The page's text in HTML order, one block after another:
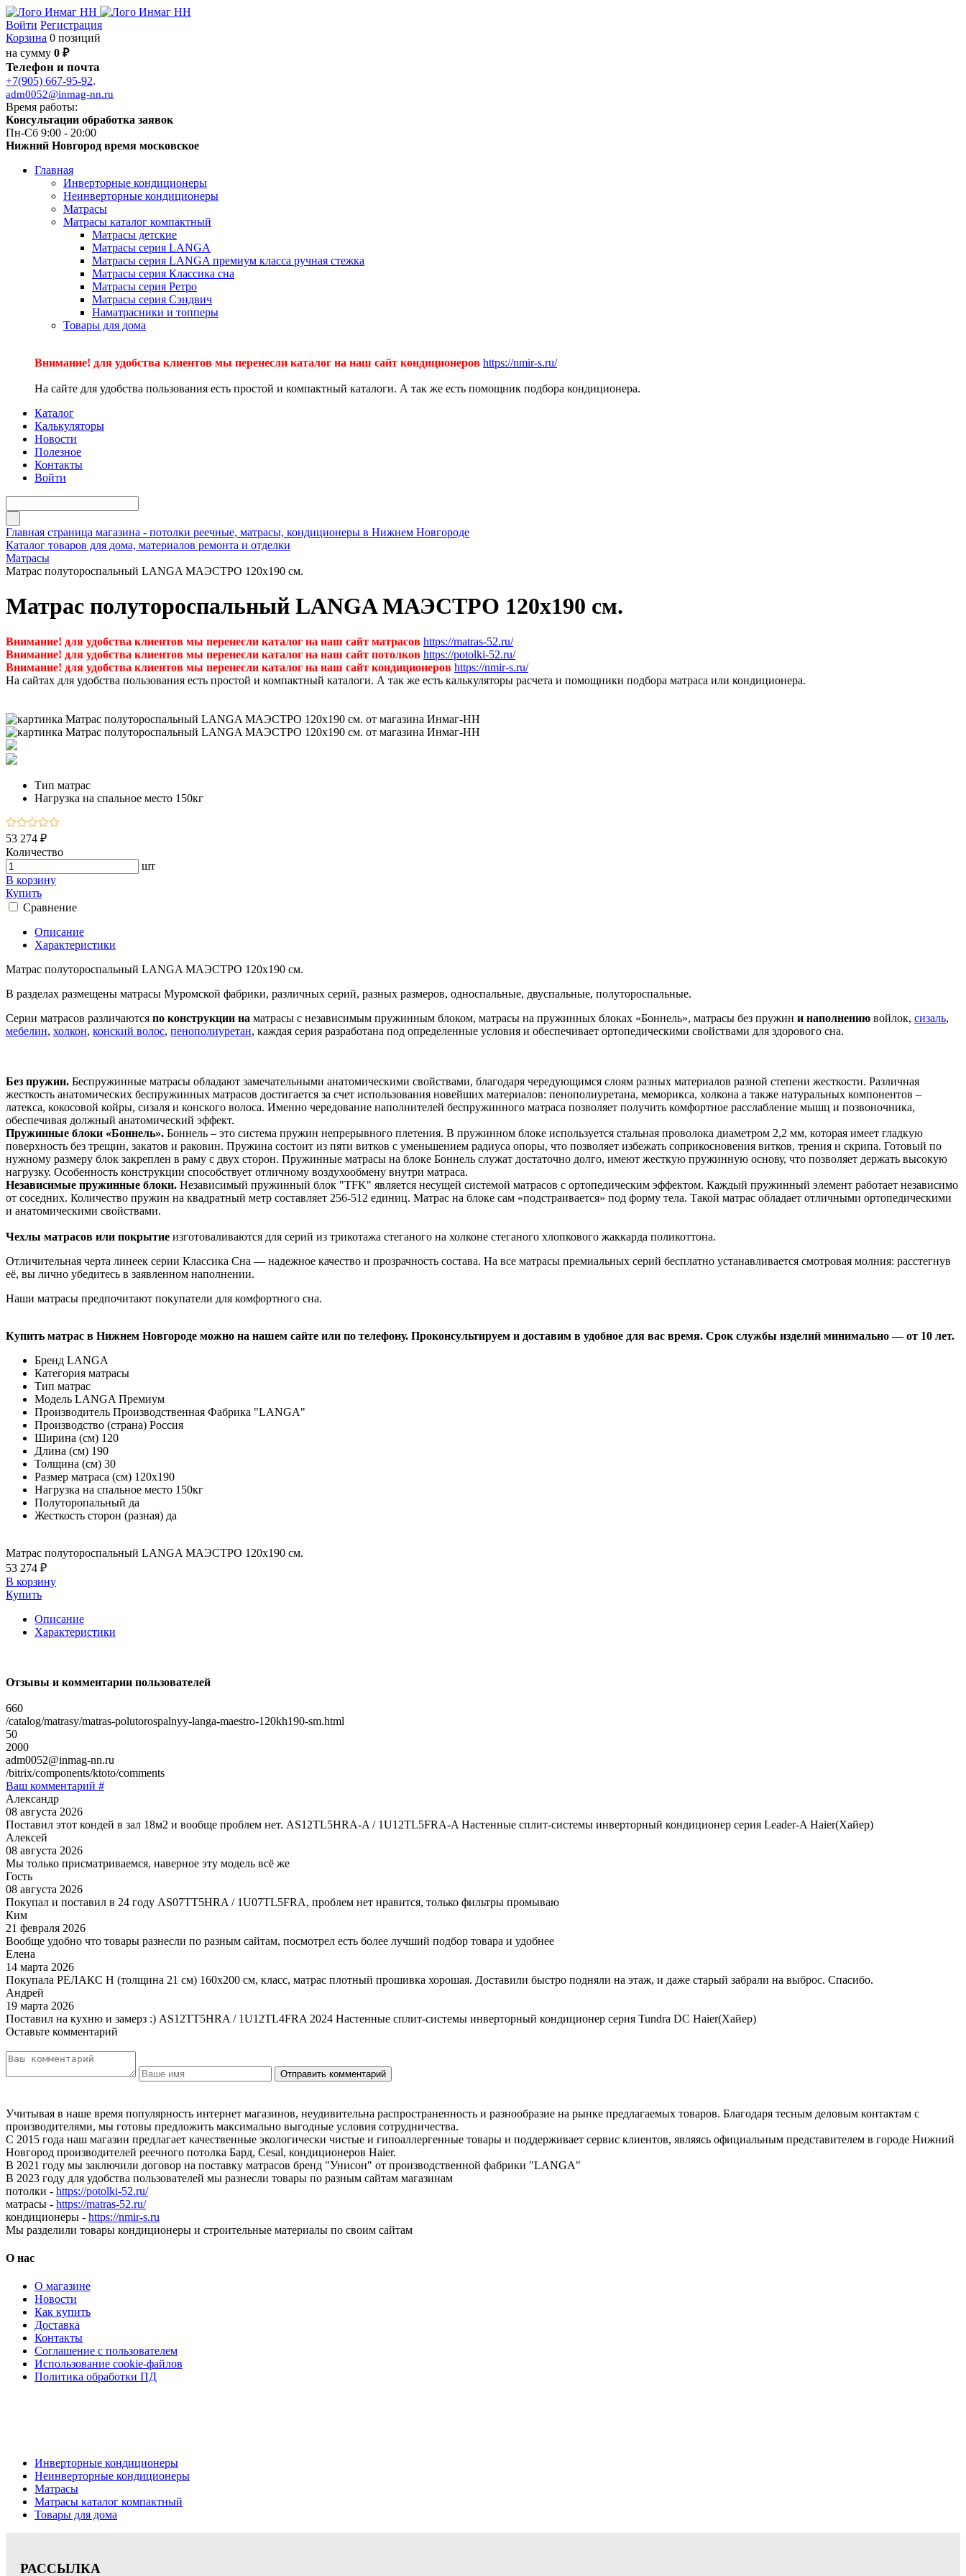
Войти Регистрация
Корзина 0 позиций
на сумму 0 ₽
Телефон и почта
+7(905) 667-95-92.
adm0052@inmag-nn.ru
Время работы:
Консультации обработка заявок
Пн-Сб 9:00 - 20:00
Нижний Новгород время московское
Главная
Инверторные кондиционеры
Неинверторные кондиционеры
Матрасы
Матрасы каталог компактный
Матрасы детские
Матрасы серия LANGA
Матрасы серия LANGA премиум класса ручная стежка
Матрасы серия Классика сна
Матрасы серия Ретро
Матрасы серия Сэндвич
Наматрасники и топперы
Товары для дома
Внимание! для удобства клиентов мы перенесли каталог на наш сайт кондиционеров https://nmir-s.ru/
На сайте для удобства пользования есть простой и компактный каталоги. А так же есть помощник подбора кондиционера.
Каталог
Калькуляторы
Новости
Полезное
Контакты
Войти
Главная страница магазина - потолки реечные, матрасы, кондиционеры в Нижнем Новгороде
Каталог товаров для дома, материалов ремонта и отделки
Матрасы
Матрас полутороспальный LANGA МАЭСТРО 120х190 см.
Матрас полутороспальный LANGA МАЭСТРО 120х190 см.
Внимание! для удобства клиентов мы перенесли каталог на наш сайт матрасов https://matras-52.ru/
Внимание! для удобства клиентов мы перенесли каталог на наш сайт потолков https://potolki-52.ru/
Внимание! для удобства клиентов мы перенесли каталог на наш сайт кондиционеров https://nmir-s.ru/
На сайтах для удобства пользования есть простой и компактный каталоги. А так же есть калькуляторы расчета и помощники подбора матраса или кондиционера.
Тип матрас
Нагрузка на спальное место 150кг
53 274 ₽
Количество
шт
В корзину
Купить
Сравнение
Описание
Характеристики
Матрас полутороспальный LANGA МАЭСТРО 120х190 см.
В разделах размещены матрасы Муромской фабрики, различных серий, разных размеров, односпальные, двуспальные, полутороспальные.
Серии матрасов различаются по конструкции на матрасы с независимым пружинным блоком, матрасы на пружинных блоках «Боннель», матрасы без пружин и наполнению войлок, сизаль,
мебелин, холкон, конский волос, пенополиуретан, каждая серия разработана под определенные условия и обеспечивает ортопедическими свойствами для здорового сна.
Без пружин. Беспружинные матрасы обладают замечательными анатомическими свойствами, благодаря чередующимся слоям разных материалов разной степени жесткости. Различная
жесткость анатомических беспружинных матрасов достигается за счет использования новейших материалов: пенополиуретана, меморикса, холкона а также натуральных компонентов –
латекса, кокосовой койры, сизаля и конского волоса. Именно чередование наполнителей беспружинного матраса позволяет получить комфортное расслабление мышц и позвоночника,
обеспечивая должный анатомический эффект.
Пружинные блоки «Боннель». Боннель – это система пружин непрерывного плетения. В пружинном блоке используется стальная проволока диаметром 2,2 мм, которая имеет гладкую
поверхность без трещин, закатов и раковин. Пружина состоит из пяти витков с уменьшением радиуса опоры, что позволяет избежать соприкосновения витков, трения и скрипа. Готовый по
нужному размеру блок закреплен в раму с двух сторон. Пружинные матрасы на блоке Боннель служат достаточно долго, имеют жесткую пружинную основу, что позволяет держать высокую
нагрузку. Особенность конструкции способствует отличному воздухообмену внутри матраса.
Независимые пружинные блоки. Независимый пружинный блок "TFK" является несущей системой матрасов с ортопедическим эффектом. Каждый пружинный элемент работает независимо
от соседних. Количество пружин на квадратный метр составляет 256-512 единиц. Матрас на блоке сам «подстраивается» под форму тела. Такой матрас обладает отличными ортопедическими
и анатомическими свойствами.
Чехлы матрасов или покрытие изготоваливаются для серий из трикотажа стеганого на холконе стеганого хлопкового жаккарда поликоттона.
Отличительная черта линеек серии Классика Сна — надежное качество и прозрачность состава. На все матрасы премиальных серий бесплатно устанавливается смотровая молния: расстегнув
её, вы лично убедитесь в заявленном наполнении.
Наши матрасы предпочитают покупатели для комфортного сна.
Купить матрас в Нижнем Новгороде можно на нашем сайте или по телефону. Проконсультируем и доставим в удобное для вас время. Срок службы изделий минимально — от 10 лет.
Бренд LANGA
Категория матрасы
Тип матрас
Модель LANGA Премиум
Производитель Производственная Фабрика "LANGA"
Производство (страна) Россия
Ширина (см) 120
Длина (см) 190
Толщина (см) 30
Размер матраса (см) 120х190
Нагрузка на спальное место 150кг
Полуторопальный да
Жесткость сторон (разная) да
Матрас полутороспальный LANGA МАЭСТРО 120х190 см.
53 274 ₽
В корзину
Купить
Описание
Характеристики
Отзывы и комментарии пользователей
660
/catalog/matrasy/matras-polutorospalnyy-langa-maestro-120kh190-sm.html
50
2000
adm0052@inmag-nn.ru
/bitrix/components/ktoto/comments
Ваш комментарий #
Александр
08 августа 2026
Поставил этот кондей в зал 18м2 и вообще проблем нет. AS12TL5HRA-A / 1U12TL5FRA-A Настенные сплит-системы инверторный кондиционер серия Leader-A Haier(Хайер)
Алексей
08 августа 2026
Мы только присматриваемся, наверное эту модель всё же
Гость
08 августа 2026
Покупал и поставил в 24 году AS07TT5HRA / 1U07TL5FRA, проблем нет нравится, только фильтры промываю
Ким
21 февраля 2026
Вообще удобно что товары разнесли по разным сайтам, посмотрел есть более лучший подбор товара и удобнее
Елена
14 марта 2026
Покупала РЕЛАКС Н (толщина 21 см) 160х200 см, класс, матрас плотный прошивка хорошая. Доставили быстро подняли на этаж, и даже старый забрали на выброс. Спасибо.
Андрей
19 марта 2026
Поставил на кухню и замерз :) AS12TT5HRA / 1U12TL4FRA 2024 Настенные сплит-системы инверторный кондиционер серия Tundra DC Haier(Хайер)
Оставьте комментарий
Учитывая в наше время популярность интернет магазинов, неудивительна распространенность и разнообразие на рынке предлагаемых товаров. Благодаря тесным деловым контактам с
производителями, мы готовы предложить максимально выгодные условия сотрудничества.
С 2015 года наш магазин предлагает качественные экологически чистые и гипоаллергенные товары и поддерживает сервис клиентов, являясь официальным представителем в городе Нижний
Новгород производителей реечного потолка Бард, Cesal, кондиционеров Haier.
В 2021 году мы заключили договор на поставку матрасов бренд "Унисон" от производственной фабрики "LANGA"
В 2023 году для удобства пользователей мы разнесли товары по разным сайтам магазинам
потолки - https://potolki-52.ru/
матрасы - https://matras-52.ru/
кондиционеры - https://nmir-s.ru
Мы разделили товары кондиционеры и строительные материалы по своим сайтам
О нас
О магазине
Новости
Как купить
Доставка
Контакты
Соглашение с пользователем
Использование cookie-файлов
Политика обработки ПД
Инверторные кондиционеры
Неинверторные кондиционеры
Матрасы
Матрасы каталог компактный
Товары для дома
РАССЫЛКА